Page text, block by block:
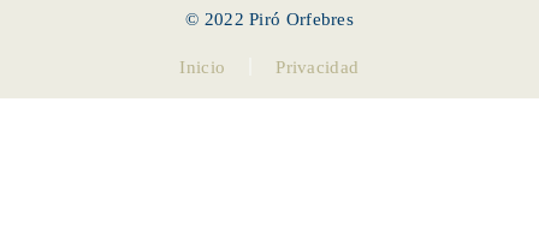
© 2022 Piró Orfebres
Inicio Privacidad